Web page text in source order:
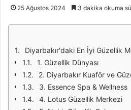
25 Ağustos 2024 3 dakika okuma
Diyarbakır'daki En İyi Güzellik
1. Güzellik Dünyası
2. Diyarbakır Kuaför ve
3. Essence Spa & Wellness
4. Lotus Güzellik Merkezi